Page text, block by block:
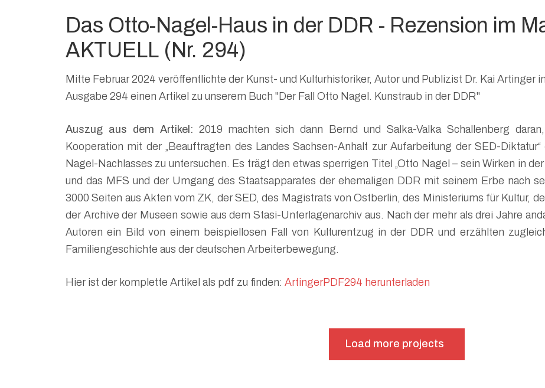
Das Otto-Nagel-Haus in der DDR - Rezension im
AKTUELL (Nr. 294)
Mitte Februar 2024 veröffentlichte der Kunst- und Kulturhistoriker, Autor und Publizist Dr. Kai Artinger
Ausgabe 294 einen Artikel zu unserem Buch "Der Fall Otto Nagel. Kunstraub in der DDR"
Auszug aus dem Artikel: 2019 machten sich dann Bernd und Salka-Valka Schallenberg
Kooperation mit der „Beauftragten des Landes Sachsen-Anhalt zur Aufarbeitung der SED-
Nagel-Nachlasses zu untersuchen. Es trägt den etwas sperrigen Titel „Otto Nagel – sein Wirken in
und das MFS und der Umgang des Staatsapparates der ehemaligen DDR mit seinem Erbe nach
3000 Seiten aus Akten vom ZK, der SED, des Magistrats von Ostberlin, des Ministeriums für Kultur,
der Archive der Museen sowie aus dem Stasi-Unterlagenarchiv aus. Nach der mehr als drei Jahre
Autoren ein Bild von einem beispiellosen Fall von Kulturentzug in der DDR und erzählten
Familiengeschichte aus der deutschen Arbeiterbewegung.
Hier ist der komplette Artikel als pdf zu finden: ArtingerPDF294 herunterladen
Load more projects